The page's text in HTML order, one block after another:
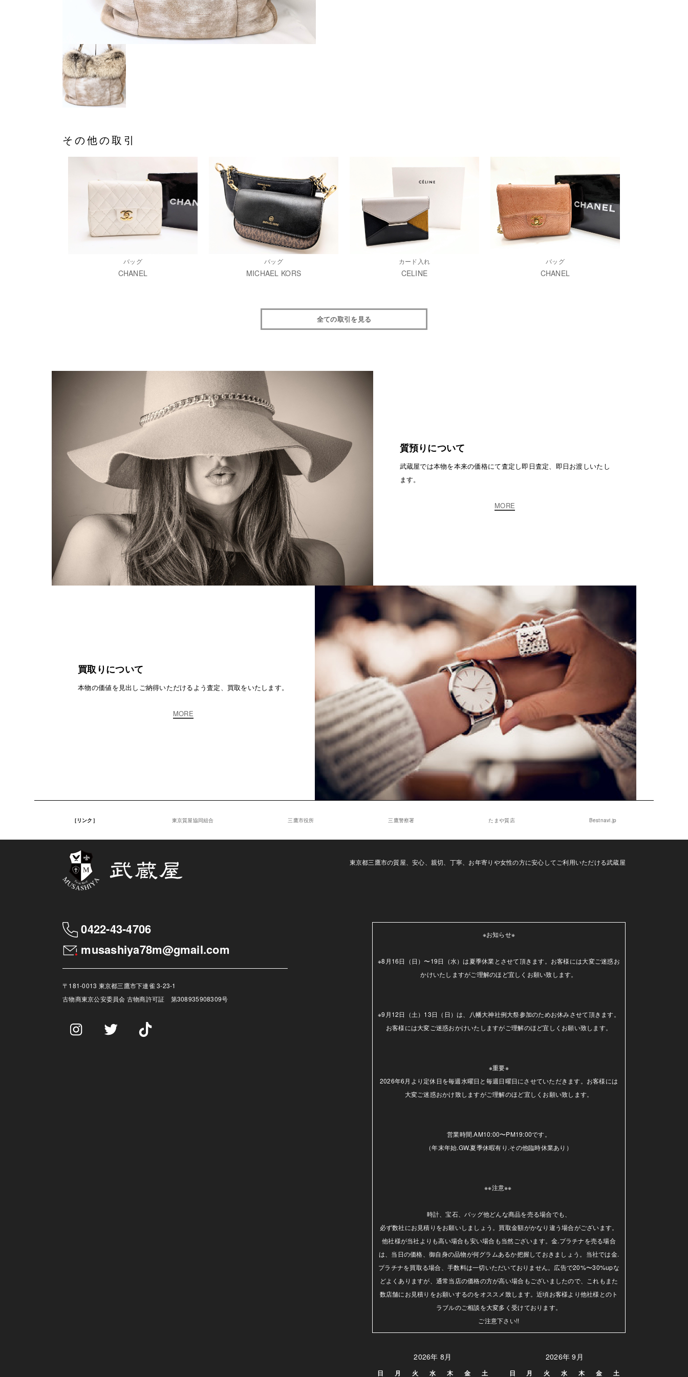
その他の取引
バッグ
CHANEL
バッグ
MICHAEL KORS
カード入れ
CELINE
バッグ
CHANEL
全ての取引を見る
質預りについて
武蔵屋では本物を本来の価格にて査定し即日査定、即日お渡しいたし
ます。
MORE
買取りについて
本物の価値を見出しご納得いただけるよう査定、買取をいたします。
MORE
［リンク］ 東京質屋協同組合 三鷹市役所 三鷹警察署 たまや質店 Bestnavi.jp
東京都三鷹市の質屋、安心、親切、丁寧、お年寄りや女性の方に安心してご利用いただける武蔵屋
0422-43-4706
musashiya78m@gmail.com
〒181-0013 東京都三鷹市下連雀 3-23-1
古物商東京公安委員会 古物商許可証 第308935908309号
※お知らせ※
※8月16日（日）〜19日（水）は夏季休業とさせて頂きます。お客様には大変ご迷惑お
かけいたしますがご理解のほど宜しくお願い致します。
※9月12日（土）13日（日）は、八幡大神社例大祭参加のためお休みさせて頂きます。
お客様には大変ご迷惑おかけいたしますがご理解のほど宜しくお願い致します。
※重要※
2026年6月より定休日を毎週水曜日と毎週日曜日にさせていただきます。お客様には
大変ご迷惑おかけ致しますがご理解のほど宜しくお願い致します。
営業時間.AM10:00〜PM19:00です。
（年末年始.GW.夏季休暇有り.その他臨時休業あり）
※※注意※※
時計、宝石、バッグ他どんな商品を売る場合でも、
必ず数社にお見積りをお願いしましょう。買取金額がかなり違う場合がございます。
他社様が当社よりも高い場合も安い場合も当然ございます。金.プラチナを売る場合
は、当日の価格、御自身の品物が何グラムあるか把握しておきましょう。当社では金.
プラチナを買取る場合、手数料は一切いただいておりません。広告で20%〜30%upな
どよくありますが、通常当店の価格の方が高い場合もございましたので、これもまた
数店舗にお見積りをお願いするのをオススメ致します。近頃お客様より他社様とのト
ラブルのご相談を大変多く受けております。
ご注意下さい!!
2026年 8月
日 月 火 水 木 金 土
2026年 9月
日 月 火 水 木 金 土